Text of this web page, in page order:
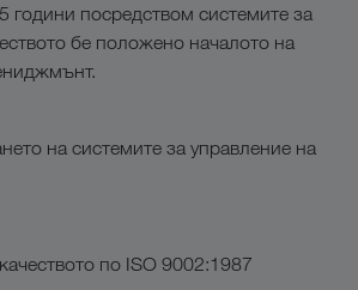
години посредством системите за
бе положено началото на
на системите за управление на
по ISO 9002:1987